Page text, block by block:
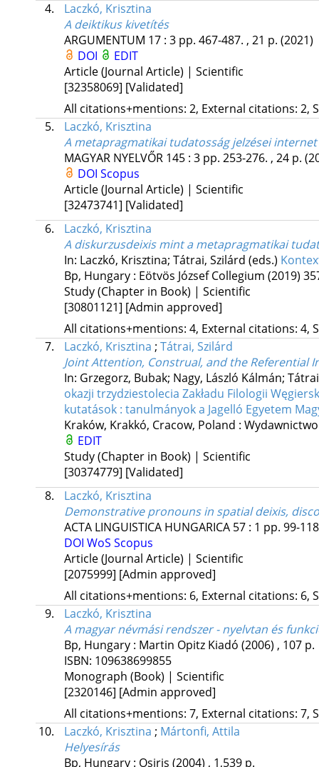
4.
Laczkó, Krisztina
A deiktikus kivetítés
ARGUMENTUM 17: 3 pp. 467-487. , 21 p. (2021)
DOI
EDIT
Article (Journal Article) | Scientific
[32358069] [Validated]
All citations+mentions: 2, External citations: 2,
5.
Laczkó, Krisztina
A metapragmatikai tudatosság jelzései
MAGYAR NYELVŐR 145: 3 pp. 253-276. , 24 p.
DOI Scopus
Article (Journal Article) | Scientific
[32473741] [Validated]
6.
Laczkó, Krisztina
A diskurzusdeixis mint a metapragmatikai
In: Laczkó, Krisztina; Tátrai, Szilárd (eds.)
Bp, Hungary : Eötvös József Collegium (2019)
Study (Chapter in Book) | Scientific
[30801121] [Admin approved]
All citations+mentions: 4, External citations: 4,
7.
Laczkó, Krisztina ; Tátrai, Szilárd
Joint Attention, Construal, and the
In: Grzegorz, Bubak; Nagy, László Kálmán;
okazji trzydziestolecia Zakładu Filologii
kutatások : tanulmányok a Jagelló Egyetem
Kraków, Krakkó, Cracow, Poland :
EDIT
Study (Chapter in Book) | Scientific
[30374779] [Validated]
8.
Laczkó, Krisztina
Demonstrative pronouns in spatial deixis,
ACTA LINGUISTICA HUNGARICA 57: 1 pp. 99-
DOI WoS Scopus
Article (Journal Article) | Scientific
[2075999] [Admin approved]
All citations+mentions: 6, External citations: 6,
9.
Laczkó, Krisztina
A magyar névmási rendszer - nyelvtan és
Bp, Hungary : Martin Opitz Kiadó (2006) , 107 p.
ISBN: 109638699855
Monograph (Book) | Scientific
[2320146] [Admin approved]
All citations+mentions: 7, External citations: 7,
10.
Laczkó, Krisztina ; Mártonfi, Attila
Helyesírás
Bp, Hungary : Osiris (2004) , 1,539 p.